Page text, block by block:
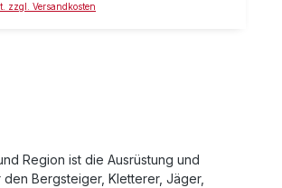
mit dem man das Display seines
Materialkennzeichnung:
zzgl. Versandkosten
Region ist die Ausrüstung und
Bergsteiger, Kletterer, Jäger,